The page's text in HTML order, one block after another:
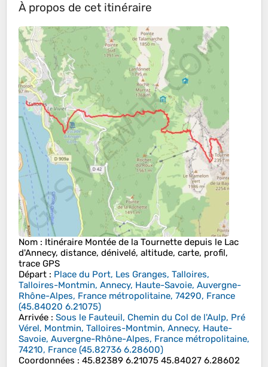
À propos de cet itinéraire
Nom : Itinéraire Montée de la Tournette depuis le Lac
d'Annecy, distance, dénivelé, altitude, carte, profil,
trace GPS
Départ : Place du Port, Les Granges, Talloires,
Talloires-Montmin, Annecy, Haute-Savoie, Auvergne-
Rhône-Alpes, France métropolitaine, 74290, France
(45.84020 6.21075)
Arrivée : Sous le Fauteuil, Chemin du Col de l'Aulp, Pré
Vérel, Montmin, Talloires-Montmin, Annecy, Haute-
Savoie, Auvergne-Rhône-Alpes, France métropolitaine,
74210, France (45.82736 6.28600)
Coordonnées : 45.82389 6.21075 45.84027 6.28602